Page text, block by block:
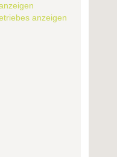
anzeigen